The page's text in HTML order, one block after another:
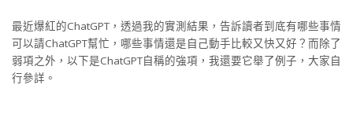
最近爆紅的ChatGPT，透過我的實測結果，告訴讀者到底有哪些事情
可以請ChatGPT幫忙，哪些事情還是自己動手比較又快又好？而除了
弱項之外，以下是ChatGPT自稱的強項，我還要它舉了例子，大家自
行參詳。